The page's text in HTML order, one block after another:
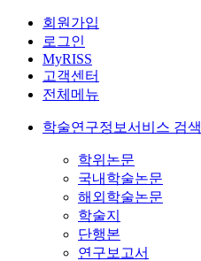
회원가입
로그인
MyRISS
고객센터
전체메뉴
학술연구정보서비스 검색
학위논문
국내학술논문
해외학술논문
학술지
단행본
연구보고서